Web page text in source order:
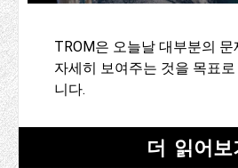
TROM은 오늘날 대부분의
자세히 보여주는 것을 목표
니다.
더 읽어보